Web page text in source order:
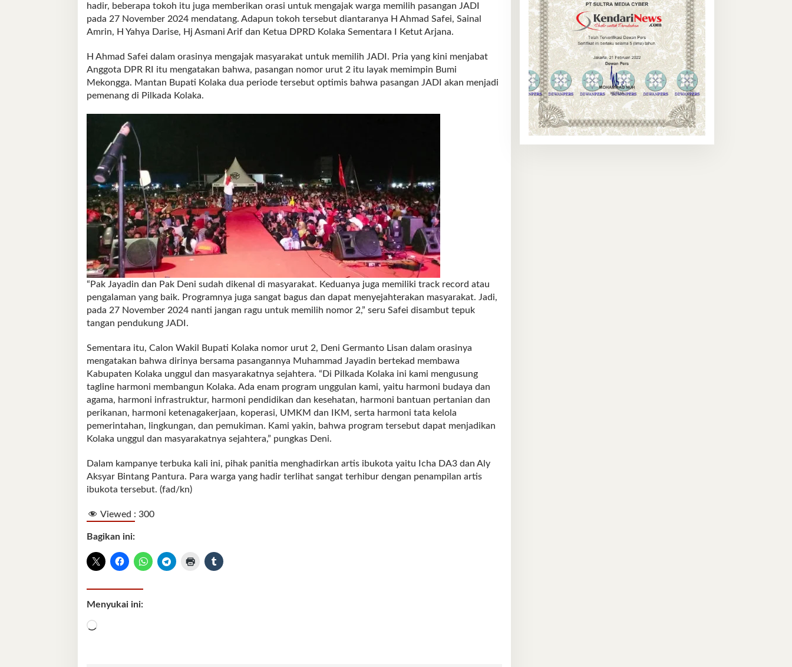
hadir, beberapa tokoh itu juga memberikan orasi untuk mengajak warga memilih pasangan JADI
pada 27 November 2024 mendatang. Adapun tokoh tersebut diantaranya H Ahmad Safei, Sainal
Amrin, H Yahya Darise, Hj Asmani Arif dan Ketua DPRD Kolaka Sementara I Ketut Arjana.
H Ahmad Safei dalam orasinya mengajak masyarakat untuk memilih JADI. Pria yang kini menjabat
Anggota DPR RI itu mengatakan bahwa, pasangan nomor urut 2 itu layak memimpin Bumi
Mekongga. Mantan Bupati Kolaka dua periode tersebut optimis bahwa pasangan JADI akan menjadi
pemenang di Pilkada Kolaka.
“Pak Jayadin dan Pak Deni sudah dikenal di masyarakat. Keduanya juga memiliki track record atau
pengalaman yang baik. Programnya juga sangat bagus dan dapat menyejahterakan masyarakat. Jadi,
pada 27 November 2024 nanti jangan ragu untuk memilih nomor 2,” seru Safei disambut tepuk
tangan pendukung JADI.
Sementara itu, Calon Wakil Bupati Kolaka nomor urut 2, Deni Germanto Lisan dalam orasinya
mengatakan bahwa dirinya bersama pasangannya Muhammad Jayadin bertekad membawa
Kabupaten Kolaka unggul dan masyarakatnya sejahtera. “Di Pilkada Kolaka ini kami mengusung
tagline harmoni membangun Kolaka. Ada enam program unggulan kami, yaitu harmoni budaya dan
agama, harmoni infrastruktur, harmoni pendidikan dan kesehatan, harmoni bantuan pertanian dan
perikanan, harmoni ketenagakerjaan, koperasi, UMKM dan IKM, serta harmoni tata kelola
pemerintahan, lingkungan, dan pemukiman. Kami yakin, bahwa program tersebut dapat menjadikan
Kolaka unggul dan masyarakatnya sejahtera,” pungkas Deni.
Dalam kampanye terbuka kali ini, pihak panitia menghadirkan artis ibukota yaitu Icha DA3 dan Aly
Aksyar Bintang Pantura. Para warga yang hadir terlihat sangat terhibur dengan penampilan artis
ibukota tersebut. (fad/kn)
Viewed : 300
Bagikan ini:
Menyukai ini:
Memuat...